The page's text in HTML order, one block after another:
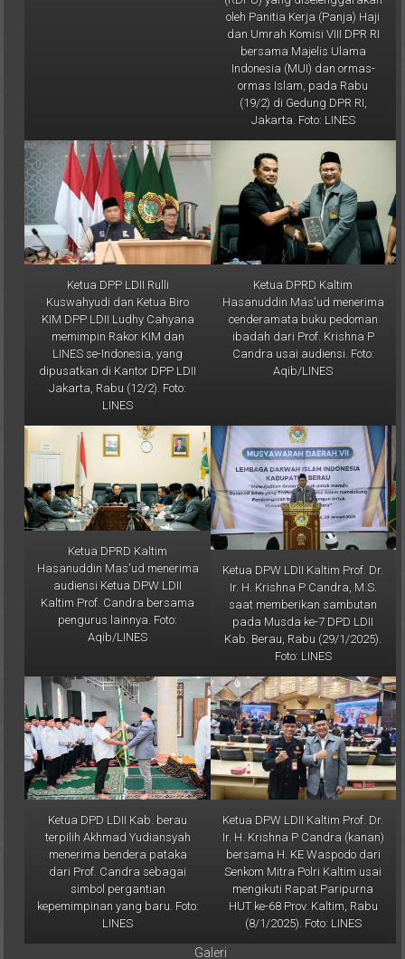
dan Umrah Komisi VIII DPR RI
bersama Majelis Ulama
Indonesia (MUI) dan ormas-
ormas Islam, pada Rabu
(19/2) di Gedung DPR RI,
Jakarta. Foto: LINES
Ketua DPP LDII Rulli
Kuswahyudi dan Ketua Biro
KIM DPP LDII Ludhy Cahyana
memimpin Rakor KIM dan
LINES se-Indonesia, yang
dipusatkan di Kantor DPP LDII
Jakarta, Rabu (12/2). Foto:
LINES
Ketua DPRD Kaltim
Hasanuddin Mas'ud menerima
cenderamata buku pedoman
ibadah dari Prof. Krishna P
Candra usai audiensi. Foto:
Aqib/LINES
Ketua DPRD Kaltim
Hasanuddin Mas'ud menerima
audiensi Ketua DPW LDII
Kaltim Prof. Candra bersama
pengurus lainnya. Foto:
Aqib/LINES
Ketua DPW LDII Kaltim Prof. Dr.
Ir. H. Krishna P Candra, M.S.
saat memberikan sambutan
pada Musda ke-7 DPD LDII
Kab. Berau, Rabu (29/1/2025).
Foto: LINES
Ketua DPD LDII Kab. berau
terpilih Akhmad Yudiansyah
menerima bendera pataka
dari Prof. Candra sebagai
simbol pergantian
kepemimpinan yang baru. Foto:
LINES
Ketua DPW LDII Kaltim Prof. Dr.
Ir. H. Krishna P Candra (kanan)
bersama H. KE Waspodo dari
Senkom Mitra Polri Kaltim usai
mengikuti Rapat Paripurna
HUT ke-68 Prov. Kaltim, Rabu
(8/1/2025). Foto: LINES